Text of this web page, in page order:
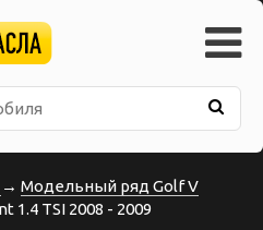
→ Модельный ряд Golf V
1.4 TSI 2008 - 2009